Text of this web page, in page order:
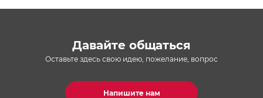
Давайте общаться
Оставьте здесь свою идею, пожелание, вопрос
Напишите нам